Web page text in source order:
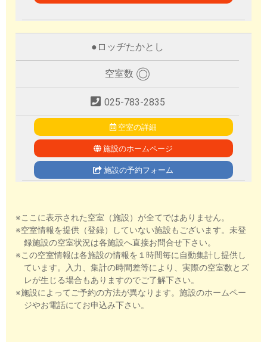
● ロッヂたかとし
空室数 ◎
025-783-2835
空室の詳細
施設のホームページ
施設の予約フォーム
※ここに表示された空室（施設）が全てではありません。
※空室情報を提供（登録）していない施設もございます。未登
録施設の空室状況は各施設へ直接お問合せ下さい。
※この空室情報は各施設の情報を１時間毎に自動集計し提供し
ています。入力、集計の時間差等により、実際の空室数とズ
レが生じる場合もありますのでご了解下さい。
※施設によってご予約の方法が異なります。施設のホームペー
ジやお電話にてお申込み下さい。